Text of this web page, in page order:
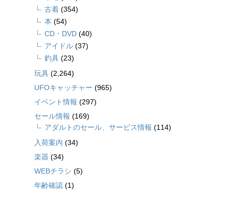
古着 (354)
本 (54)
CD・DVD (40)
アイドル (37)
釣具 (23)
玩具 (2,264)
UFOキャッチャー (965)
イベント情報 (297)
セール情報 (169)
アダルトのセール、サービス情報 (114)
入荷案内 (34)
楽器 (34)
WEBチラシ (5)
年齢確認 (1)